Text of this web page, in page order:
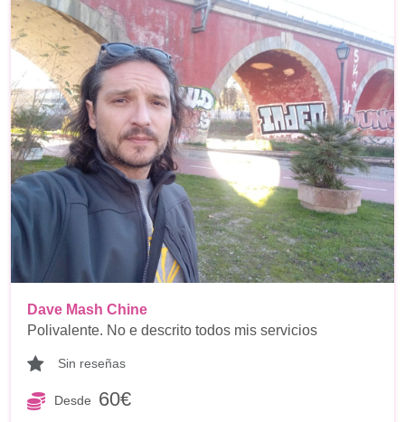
Dave Mash Chine
Polivalente. No e descrito todos mis servicios
Sin reseñas
Desde 60€